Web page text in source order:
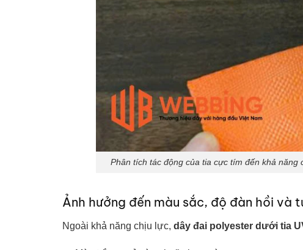
Phân tích tác động của tia cực tím đến khả
Ảnh hưởng đến màu sắc, độ đàn hồi và
Ngoài khả năng chịu lực, dây đai polyester dưới tia